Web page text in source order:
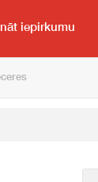
iepirkumu